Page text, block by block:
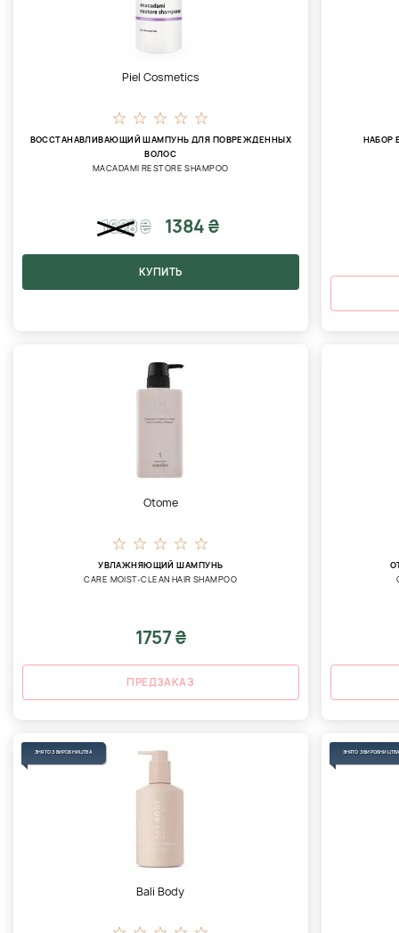
Piel Cosmetics
ВОССТАНАВЛИВАЮЩИЙ ШАМПУНЬ ДЛЯ ПОВРЕЖДЕННЫХ
ВОЛОС
MACADAMI RESTORE SHAMPOO
1628₴ 1384 ₴
КУПИТЬ
НАБОР
Otome
УВЛАЖНЯЮЩИЙ ШАМПУНЬ
CARE MOIST-CLEAN HAIR SHAMPOO
1757 ₴
ПРЕДЗАКАЗ
ЗНЯТО З ВИРОБНИЦТВА
Bali Body
ЗНЯТО З